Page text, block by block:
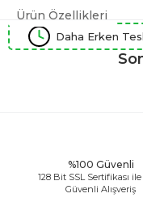
Ürün Özellikleri
Daha Erken
%100 Güvenli
128 Bit SSL Sertifikası ile
Güvenli Alışveriş